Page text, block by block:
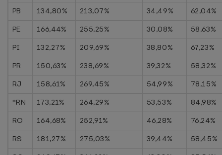
PB
134,80% 213,07% 34,49%
62,04%
PE
166,44% 255,25% 30,08%
58,63%
PI
132,27% 209,69% 38,80%
67,23%
PR
150,63% 238,69% 39,32%
58,32%
RJ
158,61% 269,45% 54,99%
78,15%
*RN
173,21% 264,29% 53,53%
84,98%
RO
164,68% 252,91% 46,28%
76,24%
RS
181,27% 275,03% 39,44%
58,45%